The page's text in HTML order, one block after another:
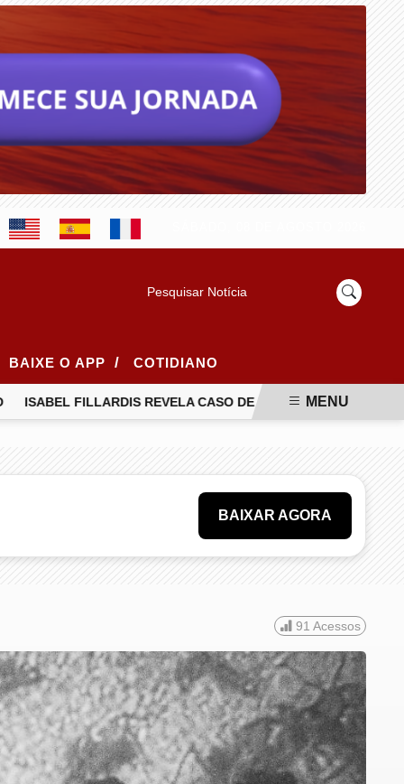
Pesquisar Notícia
BAIXE O APP / COTIDIANO
ISABEL FILLARDIS REVELA CASO DE RACISMO ESTRUTURAL
MENU
BAIXAR AGORA
91 Acessos